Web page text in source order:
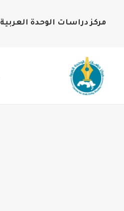
مركز دراسات الوحدة العربية